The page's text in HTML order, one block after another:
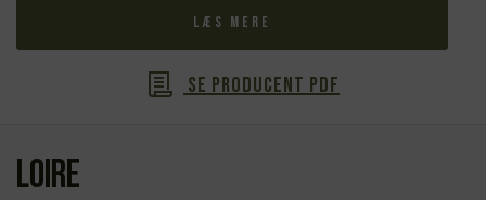
Læs mere
Se producent PDF
Loire